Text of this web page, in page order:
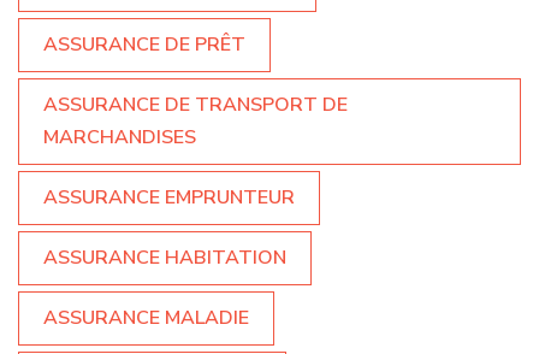
ASSURANCE DE PRÊT
ASSURANCE DE TRANSPORT DE
MARCHANDISES
ASSURANCE EMPRUNTEUR
ASSURANCE HABITATION
ASSURANCE MALADIE